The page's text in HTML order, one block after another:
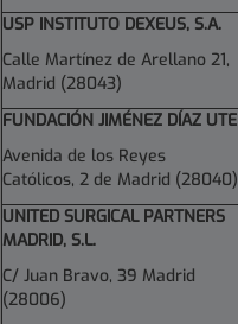
USP INSTITUTO DEXEUS, S.A.
Calle Martínez de Arellano 21,
Madrid (28043)
FUNDACIÓN JIMÉNEZ DÍAZ UTE
Avenida de los Reyes
Católicos, 2 de Madrid (28040)
UNITED SURGICAL PARTNERS
MADRID, S.L.
C/ Juan Bravo, 39 Madrid
(28006)